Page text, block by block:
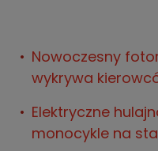
Nowoczesny
wykrywa
Elektryczne
monocykle na